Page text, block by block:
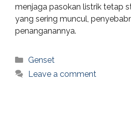
menjaga pasokan listrik tetap
yang sering muncul,
penanganannya.
Categories
Genset
Leave a comment